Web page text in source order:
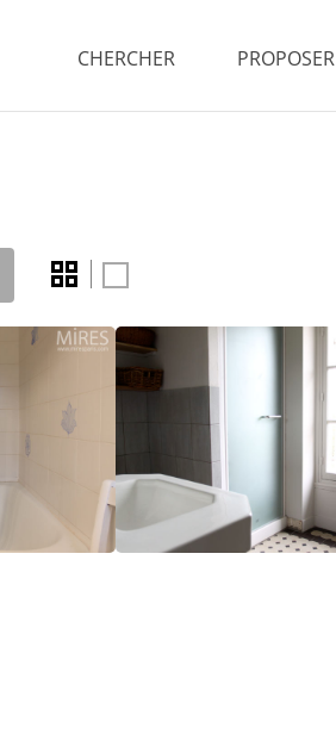
CHERCHER PROPOSER